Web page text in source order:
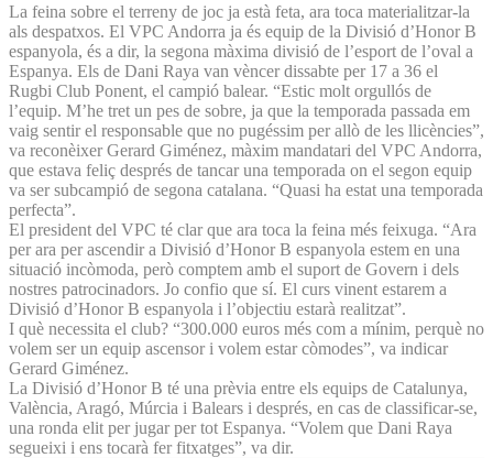
La feina sobre el terreny de joc ja està feta, ara toca materialitzar-la
als despatxos. El VPC Andorra ja és equip de la Divisió d’Honor B
espanyola, és a dir, la segona màxima divisió de l’esport de l’oval a
Espanya. Els de Dani Raya van vèncer dissabte per 17 a 36 el
Rugbi Club Ponent, el campió balear. “Estic molt orgullós de
l’equip. M’he tret un pes de sobre, ja que la temporada passada em
vaig sentir el responsable que no pugéssim per allò de les llicències”,
va reconèixer Gerard Giménez, màxim mandatari del VPC Andorra,
que estava feliç després de tancar una temporada on el segon equip
va ser subcampió de segona catalana. “Quasi ha estat una temporada
perfecta”.
El president del VPC té clar que ara toca la feina més feixuga. “Ara
per ara per ascendir a Divisió d’Honor B espanyola estem en una
situació incòmoda, però comptem amb el suport de Govern i dels
nostres patrocinadors. Jo confio que sí. El curs vinent estarem a
Divisió d’Honor B espanyola i l’objectiu estarà realitzat”.
I què necessita el club? “300.000 euros més com a mínim, perquè no
volem ser un equip ascensor i volem estar còmodes”, va indicar
Gerard Giménez.
La Divisió d’Honor B té una prèvia entre els equips de Catalunya,
València, Aragó, Múrcia i Balears i després, en cas de classificar-se,
una ronda elit per jugar per tot Espanya. “Volem que Dani Raya
segueixi i ens tocarà fer fitxatges”, va dir.